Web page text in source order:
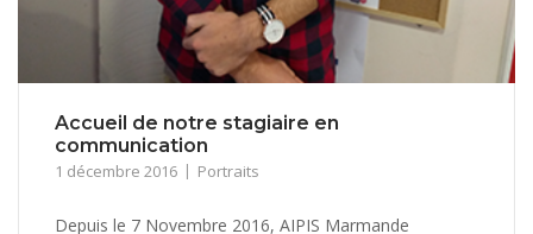
Accueil de notre stagiaire en
communication
1 décembre 2016 Portraits
Depuis le 7 Novembre 2016, AIPIS Marmande